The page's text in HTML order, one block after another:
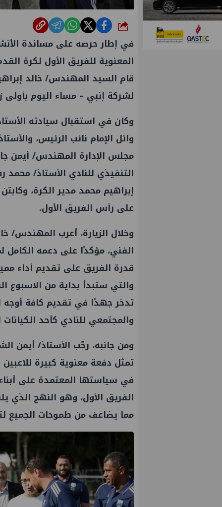
شارك
في إطار حرصه على مساندة
المعنوية للفريق الأول لكرة
قام السيد المهندس/ خالد
لشركة إنبي – مساء اليوم بأولى
وكان في استقبال سيادته
وائل الإمام نائب الرئيس،
مجلس الإدارة المهندس/ أيمن
التنفيذي للنادي الأستاذ/ محمد
إبراهيم محمد مدير الكرة،
على رأس الفريق الأول.
وخلال الزيارة، أعرب المهندس/
الفني، مؤكدًا على دعمه الكامل
قدرة الفريق على تقديم أداء
والتي ستبدأ بداية من الاسبوع
تدخر جهدًا في تقديم كافة أوجه
والمجتمعي للنادي كأحد الكيانات
ومن جانبه، رحّب الأستاذ/ أيمن
تمثل دفعة معنوية كبيرة
في سياستها المعتمدة على
الفريق الأول، وهو النهج الذي
مما يضاعف من طموحات الجميع